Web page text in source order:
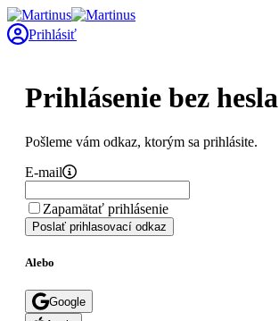
Prihlásiť
Prihlásenie bez hesla
Pošleme vám odkaz, ktorým sa prihlásite.
E-mail
Zapamätať prihlásenie
Poslať prihlasovací odkaz
Alebo
Google